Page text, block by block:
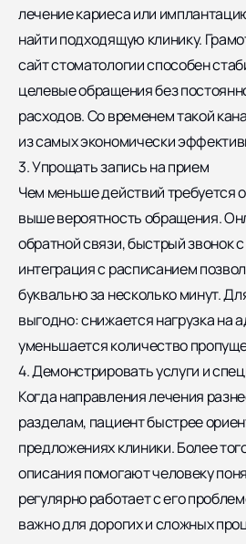
лечение кариеса или
найти подходящую клинику.
сайт стоматологии способен
целевые обращения без
расходов. Со временем такой
из самых экономически
3. Упрощать запись на прием
Чем меньше действий требуется
выше вероятность обращения.
обратной связи, быстрый звонок
интеграция с расписанием
буквально за несколько минут.
выгодно: снижается нагрузка на
уменьшается количество
4. Демонстрировать услуги и
Когда направления лечения
разделам, пациент быстрее
предложениях клиники. Более
описания помогают человеку
регулярно работает с его
важно для дорогих и сложных